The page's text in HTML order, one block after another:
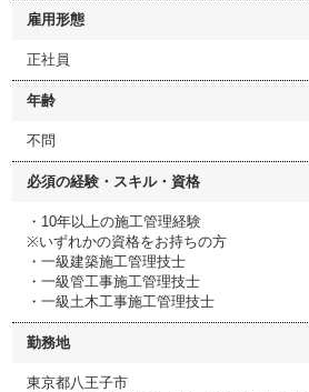
雇用形態
正社員
年齢
不問
必須の経験・スキル・資格
・10年以上の施工管理経験
※いずれかの資格をお持ちの方
・一級建築施工管理技士
・一級管工事施工管理技士
・一級土木工事施工管理技士
勤務地
東京都八王子市